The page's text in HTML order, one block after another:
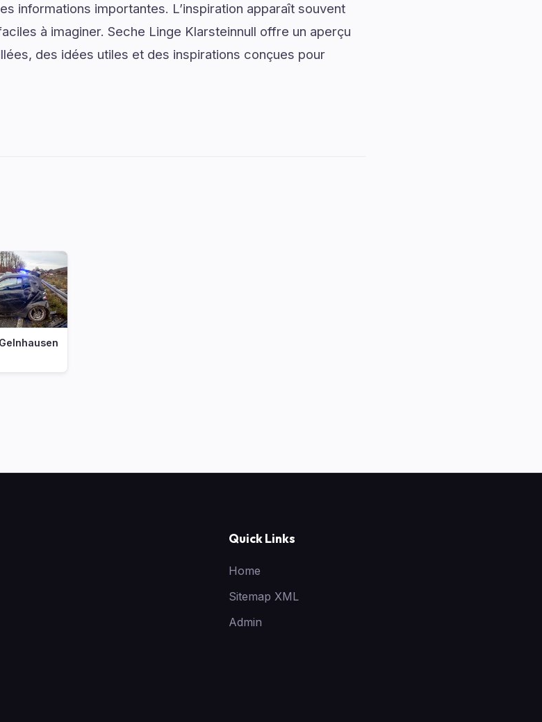
informations importantes. L’inspiration apparaît souvent
à imaginer. Seche Linge Klarsteinnull offre un aperçu
des idées utiles et des inspirations conçues pour
Quick Links
Home
Sitemap XML
Admin